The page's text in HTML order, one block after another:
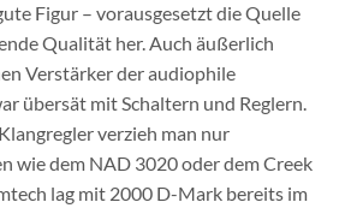
Figur – vorausgesetzt die Quelle
Qualität her. Auch äußerlich
Verstärker der audiophile
übersät mit Schaltern und Reglern.
verzieh man nur
wie dem NAD 3020 oder dem Creek
lag mit 2000 D-Mark bereits im